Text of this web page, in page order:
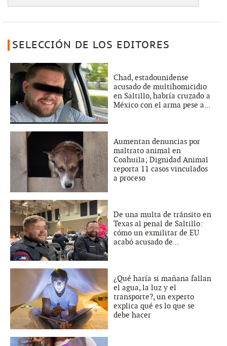
SELECCIÓN DE LOS EDITORES
Chad, estadounidense
acusado de multihomicidio
en Saltillo, habría cruzado a
México con el arma pese a...
Aumentan denuncias por
maltrato animal en
Coahuila; Dignidad Animal
reporta 11 casos vinculados
a proceso
De una multa de tránsito en
Texas al penal de Saltillo:
cómo un exmilitar de EU
acabó acusado de...
¿Qué haría si mañana fallan
el agua, la luz y el
transporte?, un experto
explica qué es lo que se
debe hacer